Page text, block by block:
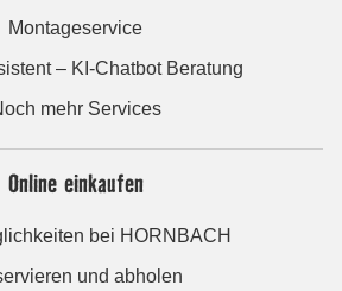
Montageservice
– KI-Chatbot Beratung
mehr Services
Online einkaufen
bei HORNBACH
und abholen